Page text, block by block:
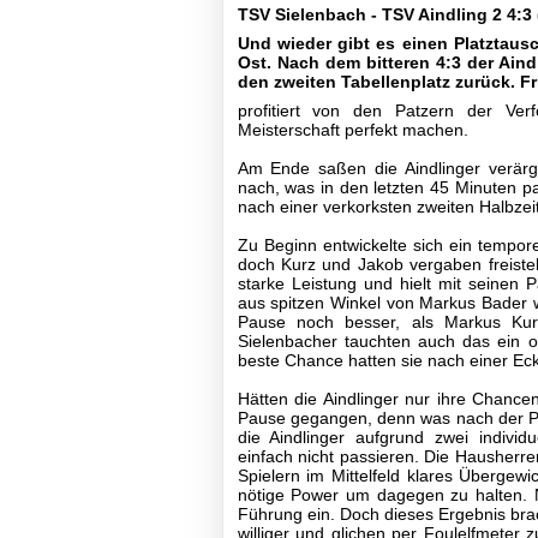
Fußball
Spielplan
Tabellen
Mannschaft
Mannschaft
Archiv
III-
Seniorenfußball
Jugendfußball
Tennis
Volleyball
Stockschützen
Basketball
TSV
Gaststätte
Sponsoren
TSV Sielenbach - TSV Aindling 2 4:3
Und wieder gibt es einen
Ost. Nach dem bitteren 4:3 der
den zweiten Tabellenplatz zurück.
profitiert von den Patzern der
Meisterschaft perfekt machen.
Am Ende saßen die Aindlinger
nach, was in den letzten 45 Minuten
nach einer verkorksten zweiten
Zu Beginn entwickelte sich ein
doch Kurz und Jakob vergaben
starke Leistung und hielt mit seinen
aus spitzen Winkel von Markus
Pause noch besser, als Markus
Sielenbacher tauchten auch das ein
beste Chance hatten sie nach einer
Hätten die Aindlinger nur ihre
Pause gegangen, denn was nach der
die Aindlinger aufgrund zwei
einfach nicht passieren. Die
Spielern im Mittelfeld klares
nötige Power um dagegen zu halten.
Führung ein. Doch dieses Ergebnis
williger und glichen per Foulelfmeter